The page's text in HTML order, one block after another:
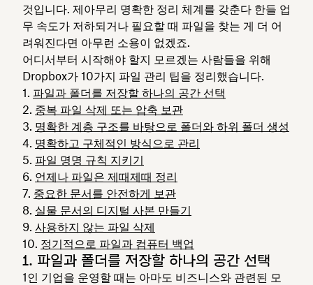
것입니다. 제아무리 명확한 정리 체계를 갖춘다 한들 업
무 속도가 저하되거나 필요할 때 파일을 찾는 게 더 어
려워진다면 아무런 소용이 없겠죠.
어디서부터 시작해야 할지 모르겠는 사람들을 위해
Dropbox가 10가지 파일 관리 팁을 정리했습니다.
파일과 폴더를 저장할 하나의 공간 선택
중복 파일 삭제 또는 압축 보관
명확한 계층 구조를 바탕으로 폴더와 하위 폴더 생성
명확하고 구체적인 방식으로 관리
파일 명명 규칙 지키기
언제나 파일은 제때제때 정리
중요한 문서를 안전하게 보관
실물 문서의 디지털 사본 만들기
사용하지 않는 파일 삭제
정기적으로 파일과 컴퓨터 백업
1. 파일과 폴더를 저장할 하나의 공간 선택
1인 기업을 운영할 때는 아마도 비즈니스와 관련된 모